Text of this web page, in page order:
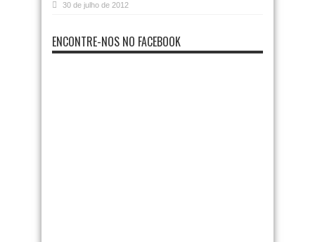
30 de julho de 2012
ENCONTRE-NOS NO FACEBOOK